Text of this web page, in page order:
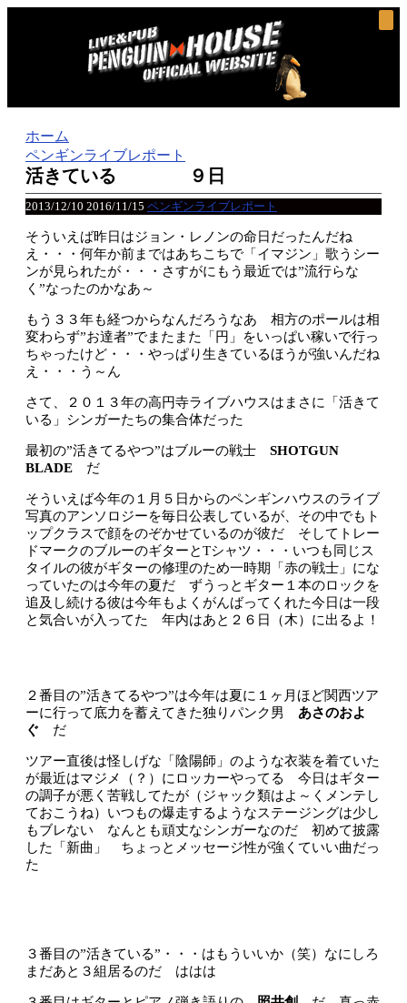
ホーム
ペンギンライブレポート
活きている ９日
2013/12/10 2016/11/15 ペンギンライブレポート
そういえば昨日はジョン・レノンの命日だったんだね
え・・・何年か前まではあちこちで「イマジン」歌うシー
ンが見られたが・・・さすがにもう最近では”流行らな
く”なったのかなあ～
もう３３年も経つからなんだろうなあ 相方のポールは相
変わらず”お達者”でまたまた「円」をいっぱい稼いで行っ
ちゃったけど・・・やっぱり生きているほうが強いんだね
え・・・う～ん
さて、２０１３年の高円寺ライブハウスはまさに「活きて
いる」シンガーたちの集合体だった
最初の”活きてるやつ”はブルーの戦士 SHOTGUN
BLADE だ
そういえば今年の１月５日からのペンギンハウスのライブ
写真のアンソロジーを毎日公表しているが、その中でもト
ップクラスで顔をのぞかせているのが彼だ そしてトレー
ドマークのブルーのギターとTシャツ・・・いつも同じス
タイルの彼がギターの修理のため一時期「赤の戦士」にな
っていたのは今年の夏だ ずうっとギター１本のロックを
追及し続ける彼は今年もよくがんばってくれた今日は一段
と気合いが入ってた 年内はあと２６日（木）に出るよ！
２番目の”活きてるやつ”は今年は夏に１ヶ月ほど関西ツア
ーに行って底力を蓄えてきた独りパンク男 あさのおよ
ぐ だ
ツアー直後は怪しげな「陰陽師」のような衣装を着ていた
が最近はマジメ（？）にロッカーやってる 今日はギター
の調子が悪く苦戦してたが（ジャック類はよ～くメンテし
ておこうね）いつもの爆走するようなステージングは少し
もブレない なんとも頑丈なシンガーなのだ 初めて披露
した「新曲」 ちょっとメッセージ性が強くていい曲だっ
た
３番目の”活きている”・・・はもういいか（笑）なにしろ
まだあと３組居るのだ ははは